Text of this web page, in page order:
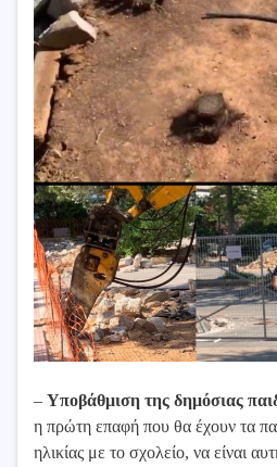
– Υποβάθμιση της δημόσιας
η πρώτη επαφή που θα έχουν τα
ηλικίας με το σχολείο, να είναι